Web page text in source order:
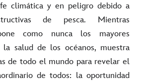
climática y en peligro debido a
de pesca. Mientras
como nunca los mayores
salud de los océanos, muestra
de todo el mundo para revelar el
de todos: la oportunidad